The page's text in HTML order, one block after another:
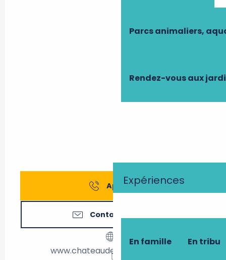
Parcs animaliers,
Rendez-vous aux
Expériences
En famille En tribu
Appeler
Contactez-nous
www.chateaudestgermain.com